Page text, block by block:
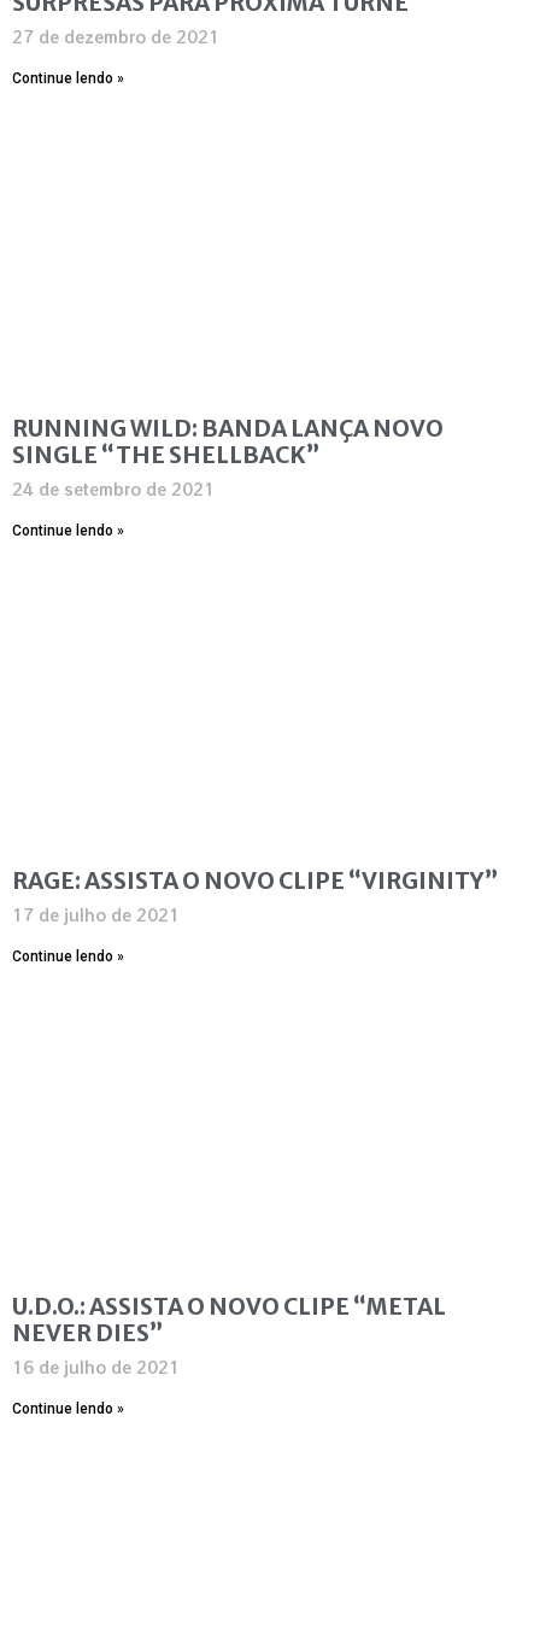
27 de dezembro de 2021
Continue lendo »
RUNNING WILD: BANDA LANÇA NOVO
SINGLE “THE SHELLBACK”
24 de setembro de 2021
Continue lendo »
RAGE: ASSISTA O NOVO CLIPE “VIRGINITY”
17 de julho de 2021
Continue lendo »
U.D.O.: ASSISTA O NOVO CLIPE “METAL
NEVER DIES”
16 de julho de 2021
Continue lendo »